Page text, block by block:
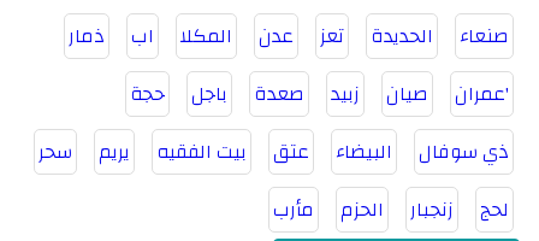
صنعاء الحديدة تعز عدن المكلا اب
ذمار
'عمران
صيان زبيد صعدة باجل
حجة
ذي سوفال
البيضاء عتق بيت الفقيه يريم
سحر
لحج
زنجبار الحزم
مأرب